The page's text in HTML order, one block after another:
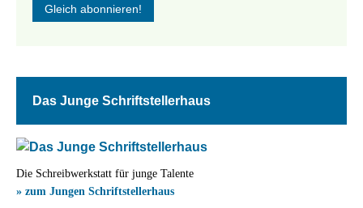
Das Junge Schriftstellerhaus
Die Schreibwerkstatt für junge Talente
» zum Jungen Schriftstellerhaus